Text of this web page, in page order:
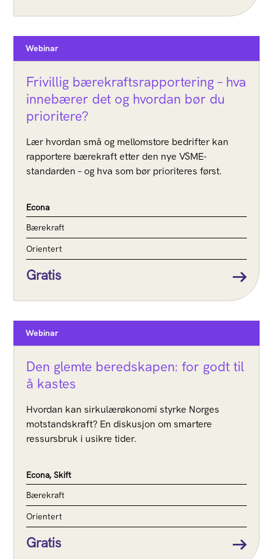
Webinar
Frivillig bærekraftsrapportering – hva
innebærer det og hvordan bør du
prioritere?
Lær hvordan små og mellomstore bedrifter kan
rapportere bærekraft etter den nye VSME-
standarden – og hva som bør prioriteres først.
Econa
Bærekraft
Orientert
Gratis
Webinar
Den glemte beredskapen: for godt til
å kastes
Hvordan kan sirkulærøkonomi styrke Norges
motstandskraft? En diskusjon om smartere
ressursbruk i usikre tider.
Econa, Skift
Bærekraft
Orientert
Gratis